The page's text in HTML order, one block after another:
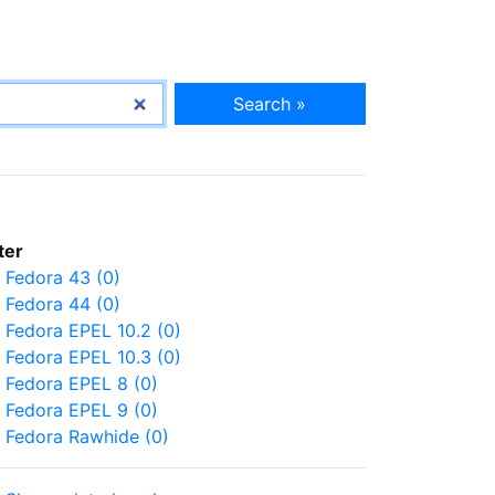
Search »
Fedora 43 (0)
Fedora 44 (0)
Fedora EPEL 10.2 (0)
Fedora EPEL 10.3 (0)
Fedora EPEL 8 (0)
Fedora EPEL 9 (0)
Fedora Rawhide (0)